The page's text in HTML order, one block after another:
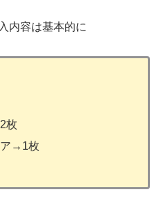
内容は基本的に
枚
ア→1枚